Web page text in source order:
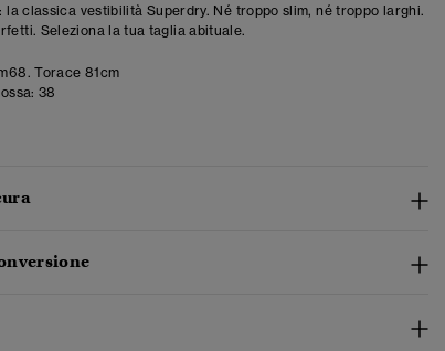
la classica vestibilità Superdry. Né troppo slim, né troppo larghi.
Seleziona la tua taglia abituale.
Torace 81cm
38